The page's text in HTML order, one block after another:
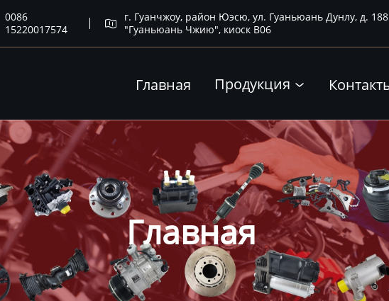
0086
15220017574

г. Гуанчжоу, район Юэсю, ул. Гуаньюань Дунлу, д.
"Гуаньюань Чжию", киоск B06
Главная Продукция 
Главная